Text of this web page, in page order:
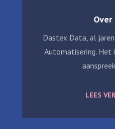
Over
Dastex Data, al
Automatisering. Het
LEES